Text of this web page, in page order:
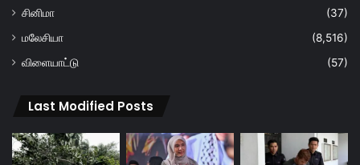
சினிமா
(37)
மலேசியா
(8,516)
விளையாட்டு
(57)
Last Modified Posts